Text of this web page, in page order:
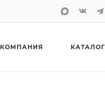
КОМПАНИЯ КАТАЛОГ